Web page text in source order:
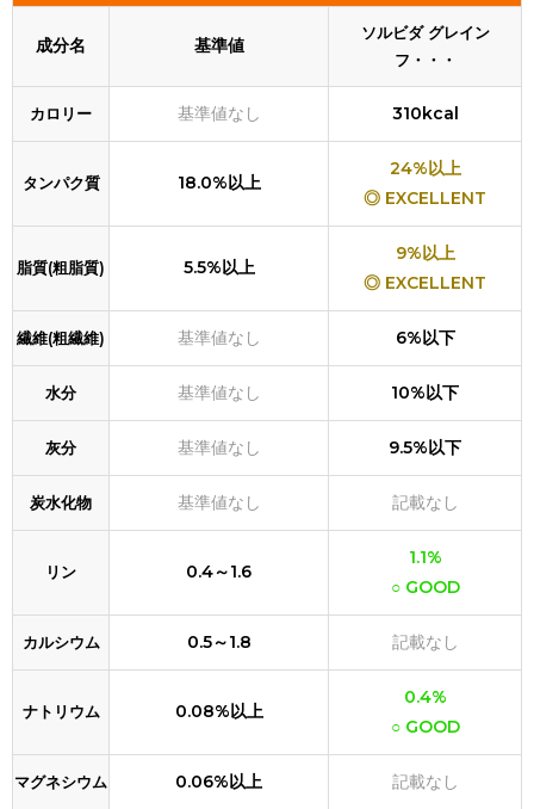
成分名 基準値
ソルビダ グレイン
フ・・・
カロリー 基準値なし 310kcal
タンパク質 18.0%以上
24%以上
◎ EXCELLENT
脂質(粗脂質) 5.5%以上
9%以上
◎ EXCELLENT
繊維(粗繊維) 基準値なし 6%以下
水分 基準値なし 10%以下
灰分 基準値なし 9.5%以下
炭水化物 基準値なし 記載なし
リン 0.4～1.6
1.1%
○ GOOD
カルシウム 0.5～1.8 記載なし
ナトリウム 0.08%以上
0.4%
○ GOOD
マグネシウム 0.06%以上 記載なし